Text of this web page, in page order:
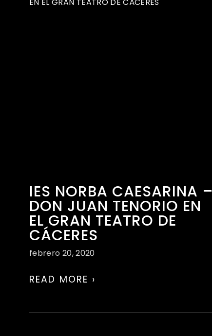
IES NORBA CAESARINA –
DON JUAN TENORIO EN
EL GRAN TEATRO DE
CÁCERES
febrero 20, 2020
READ MORE ›